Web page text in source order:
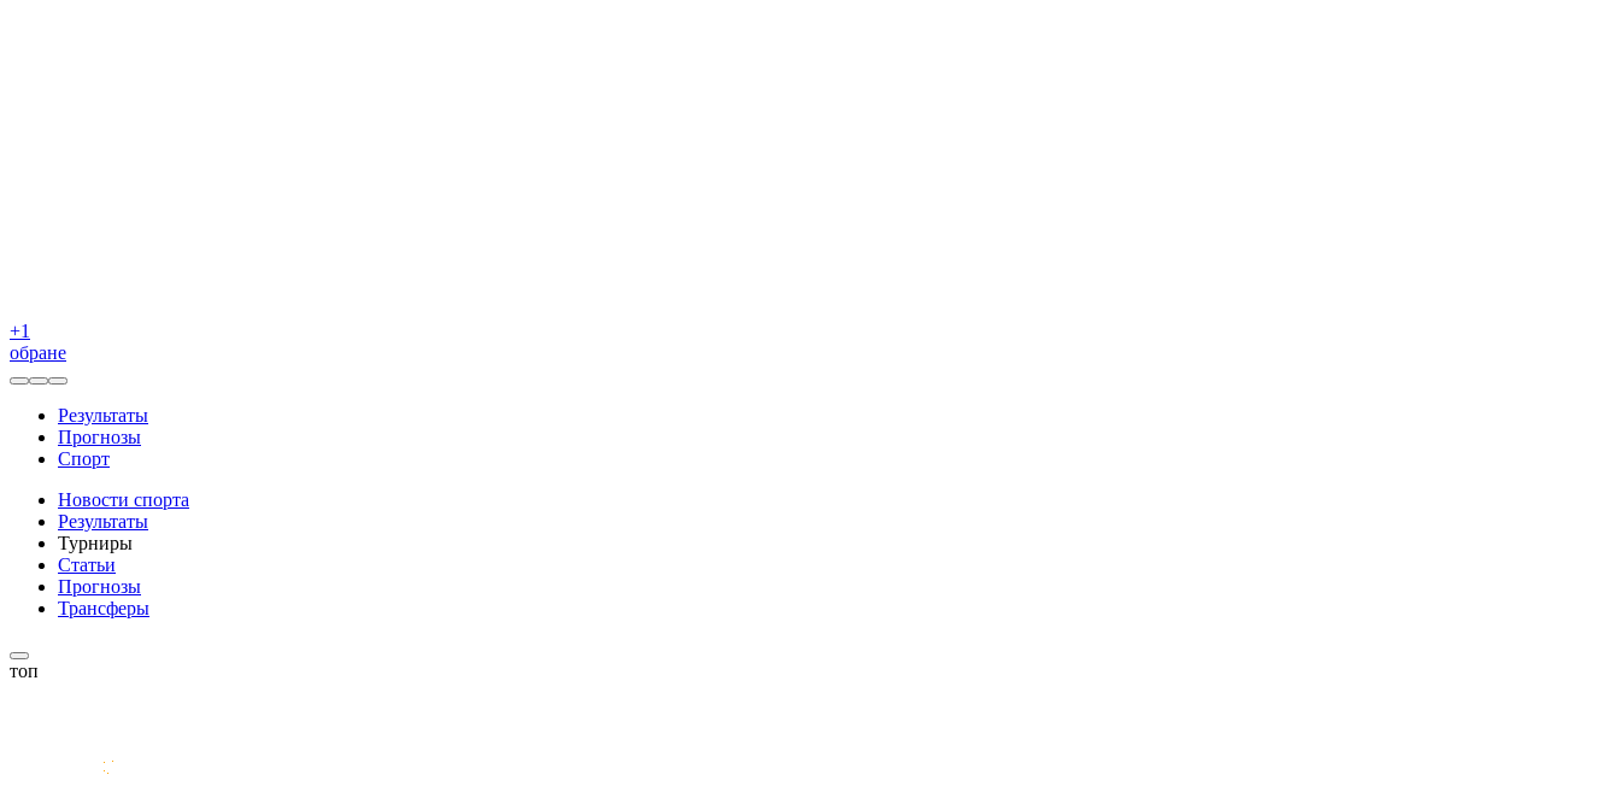
+1
обране
Результаты
Прогнозы
Спорт
Новости спорта
Результаты
Турниры
Статьи
Прогнозы
Трансферы
топ